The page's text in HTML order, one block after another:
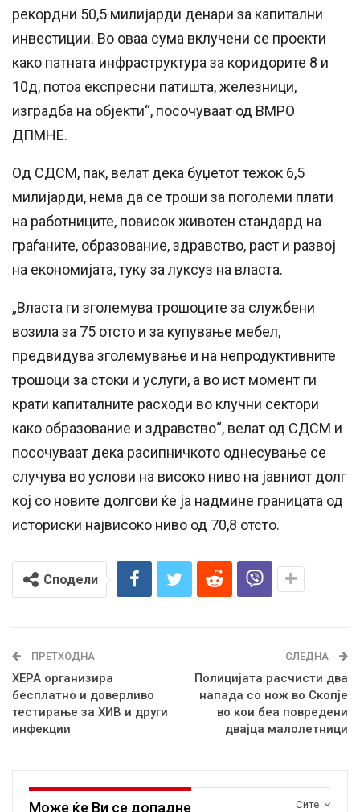
рекордни 50,5 милијарди денари за капитални
инвестиции. Во оваа сума вклучени се проекти
како патната инфраструктура за коридорите 8 и
10д, потоа експресни патишта, железници,
изградба на објекти“, посочуваат од ВМРО
ДПМНЕ.
Од СДСМ, пак, велат дека буџетот тежок 6,5
милијарди, нема да се троши за поголеми плати
на работниците, повисок животен стандард на
граѓаните, образование, здравство, раст и развој
на економијата, туку за луксуз на власта.
„Власта ги зголемува трошоците за службени
возила за 75 отсто и за купување мебел,
предвидува зголемување и на непродуктивните
трошоци за стоки и услуги, а во ист момент ги
крати капиталните расходи во клучни сектори
како образование и здравство“, велат од СДСМ и
посочуваат дека расипничкото однесување се
случува во услови на високо ниво на јавниот долг
кој со новите долгови ќе ја надмине границата од
историски највисоко ниво од 70,8 отсто.
Сподели
ПРЕТХОДНА
ХЕРА организира
бесплатно и доверливо
тестирање за ХИВ и други
инфекции
СЛЕДНА
Полицијата расчисти два
напада со нож во Скопје
во кои беа повредени
двајца малолетници
Сите
Може ќе Ви се допадне